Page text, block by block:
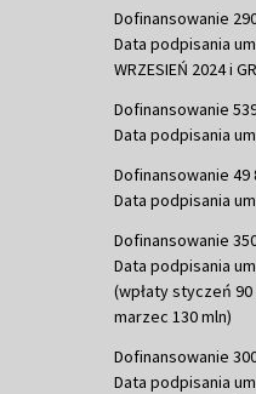
Dofinansowanie
Data podpisania
WRZESIEŃ 2024 i
Dofinansowanie
Data podpisania
Dofinansowanie 49
Data podpisania
Dofinansowanie
Data podpisania
(wpłaty styczeń
marzec 130 mln)
Dofinansowanie
Data podpisania